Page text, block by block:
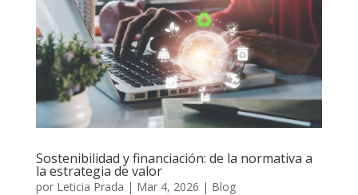
Sostenibilidad y financiación: de la normativa a
la estrategia de valor
por Leticia Prada | Mar 4, 2026 | Blog